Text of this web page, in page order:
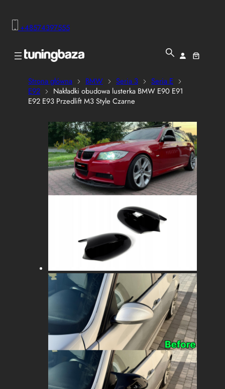
+48574397555
Strona główna BMW Seria 3
Seria E
E92
Nakładki obudowa lusterka BMW E90 E91
E92 E93 Przedlift M3 Style Czarne